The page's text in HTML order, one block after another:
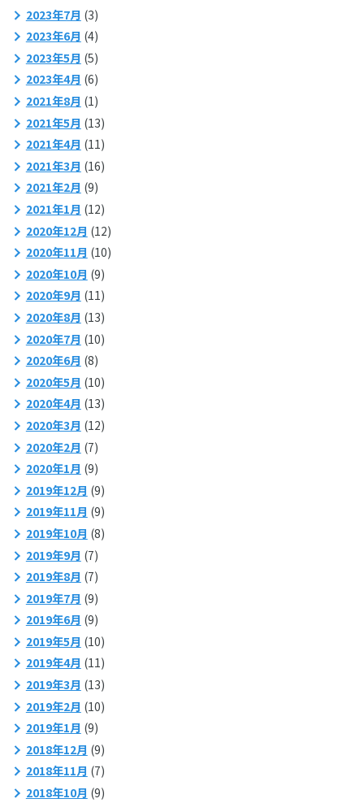
2023年7月 (3)
2023年6月 (4)
2023年5月 (5)
2023年4月 (6)
2021年8月 (1)
2021年5月 (13)
2021年4月 (11)
2021年3月 (16)
2021年2月 (9)
2021年1月 (12)
2020年12月 (12)
2020年11月 (10)
2020年10月 (9)
2020年9月 (11)
2020年8月 (13)
2020年7月 (10)
2020年6月 (8)
2020年5月 (10)
2020年4月 (13)
2020年3月 (12)
2020年2月 (7)
2020年1月 (9)
2019年12月 (9)
2019年11月 (9)
2019年10月 (8)
2019年9月 (7)
2019年8月 (7)
2019年7月 (9)
2019年6月 (9)
2019年5月 (10)
2019年4月 (11)
2019年3月 (13)
2019年2月 (10)
2019年1月 (9)
2018年12月 (9)
2018年11月 (7)
2018年10月 (9)